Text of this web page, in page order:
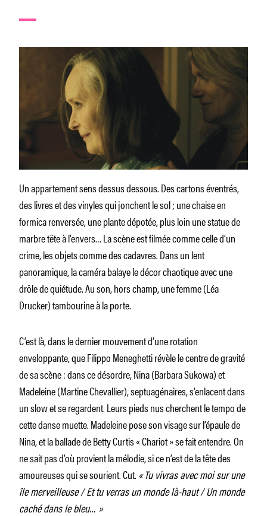
Un appartement sens dessus dessous. Des cartons éventrés,
des livres et des vinyles qui jonchent le sol ; une chaise en
formica renversée, une plante dépotée, plus loin une statue de
marbre tête à l’envers… La scène est filmée comme celle d’un
crime, les objets comme des cadavres. Dans un lent
panoramique, la caméra balaye le décor chaotique avec une
drôle de quiétude. Au son, hors champ, une femme (Léa
Drucker) tambourine à la porte.
C’est là, dans le dernier mouvement d’une rotation
enveloppante, que Filippo Meneghetti révèle le centre de gravité
de sa scène : dans ce désordre, Nina (Barbara Sukowa) et
Madeleine (Martine Chevallier), septuagénaires, s’enlacent dans
un slow et se regardent. Leurs pieds nus cherchent le tempo de
cette danse muette. Madeleine pose son visage sur l’épaule de
Nina, et la ballade de Betty Curtis « Chariot » se fait entendre. On
ne sait pas d’où provient la mélodie, si ce n’est de la tête des
amoureuses qui se sourient. Cut. « Tu vivras avec moi sur une
île merveilleuse / Et tu verras un monde là-haut / Un monde
caché dans le bleu… »